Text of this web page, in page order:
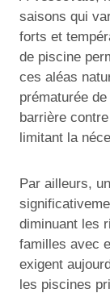
saisons qui
forts et
de piscine
ces aléas
prématurée
barrière
limitant la
Par ailleurs,
diminuant les
familles avec
exigent
les piscines